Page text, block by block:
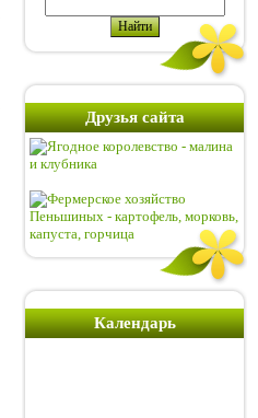
Друзья сайта
Календарь